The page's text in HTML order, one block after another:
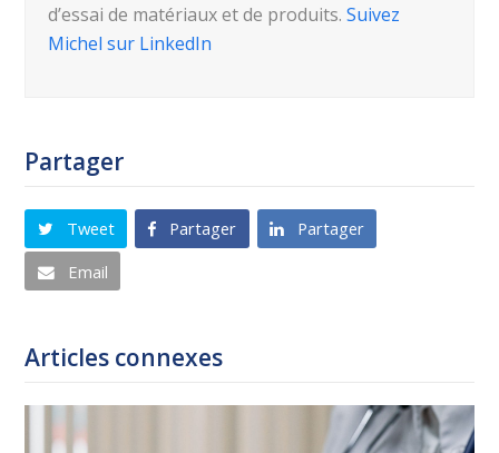
Partager
Tweet Partager
Partager
Email
Articles connexes
d’essai de matériaux et de produits.Suivez
Michel sur LinkedIn